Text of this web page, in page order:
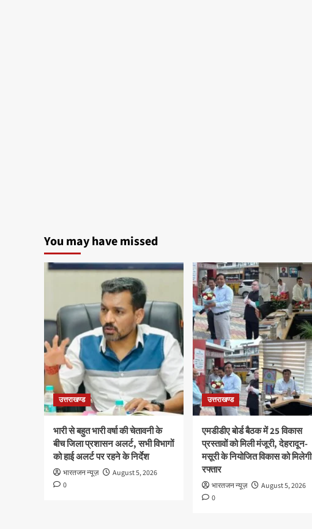
You may have missed
उत्तराखण्ड
भारी से बहुत भारी वर्षा की चेतावनी के
बीच जिला प्रशासन अलर्ट, सभी विभागों
को हाई अलर्ट पर रहने के निर्देश
भारतजन न्यूज़
August 5, 2026
0
उत्तराखण्ड
एमडीडीए बोर्ड बैठक में 25 विकास
प्रस्तावों को मिली मंजूरी, देहरादून-
मसूरी के नियोजित विकास को मिलेगी
रफ्तार
भारतजन न्यूज़
August 5, 2026
0